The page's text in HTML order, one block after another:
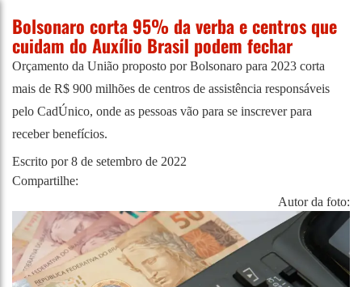
Bolsonaro corta 95% da verba e centros que
cuidam do Auxílio Brasil podem fechar
Orçamento da União proposto por Bolsonaro para 2023 corta
mais de R$ 900 milhões de centros de assistência responsáveis
pelo CadÚnico, onde as pessoas vão para se inscrever para
receber benefícios.
Escrito por8 de setembro de 2022
Compartilhe:
Autor da foto: